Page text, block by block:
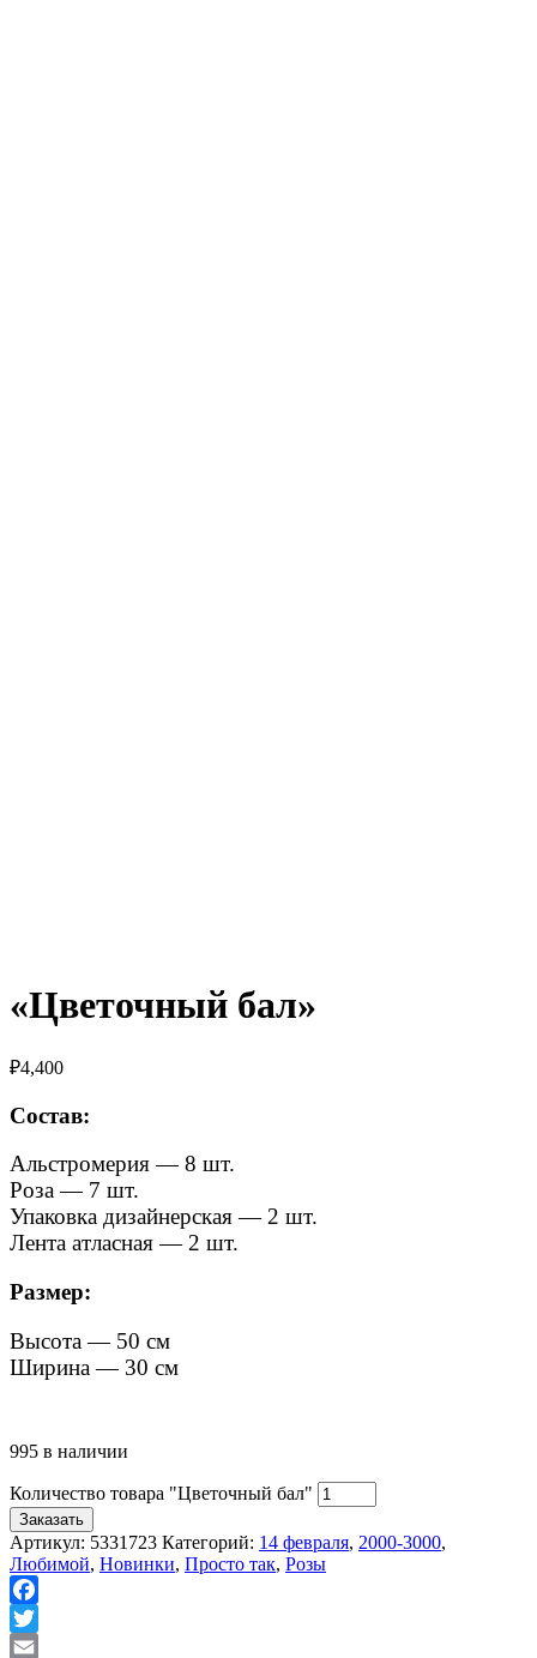
«Цветочный бал»
₽4,400
Состав:
Альстромерия — 8 шт.
Роза — 7 шт.
Упаковка дизайнерская — 2 шт.
Лента атласная — 2 шт.
Размер:
Высота — 50 см
Ширина — 30 см
995 в наличии
Количество товара "Цветочный бал"
Заказать
Артикул: 5331723 Категорий: 14 февраля, 2000-3000,
Любимой, Новинки, Просто так, Розы
Facebook
Twitter